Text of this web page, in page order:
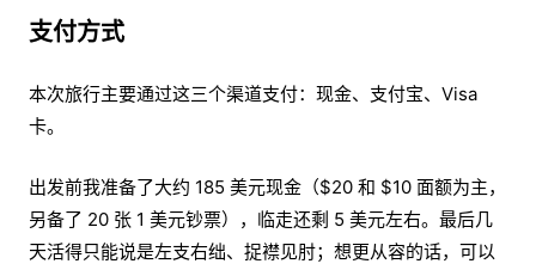
支付方式
本次旅行主要通过这三个渠道支付：现金、支付宝、Visa
卡。
出发前我准备了大约 185 美元现金（$20 和 $10 面额为主，
另备了 20 张 1 美元钞票），临走还剩 5 美元左右。最后几
天活得只能说是左支右绌、捉襟见肘；想更从容的话，可以